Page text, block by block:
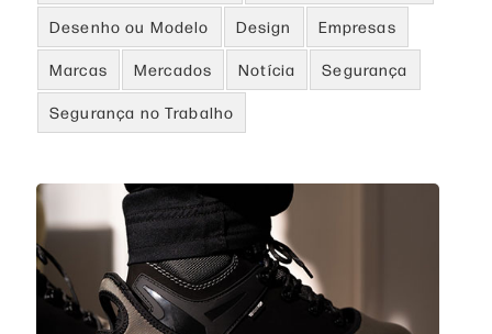
Desenho ou Modelo Design Empresas
Marcas Mercados Notícia Segurança
Segurança no Trabalho